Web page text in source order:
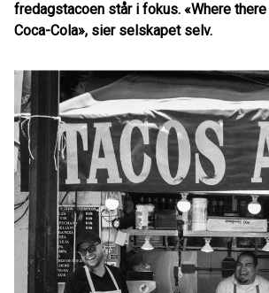
fredagstacoen står i fokus. «Where there
Coca-Cola», sier selskapet selv.